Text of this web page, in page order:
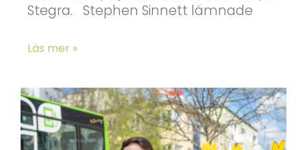
Stegra. Stephen Sinnett lämnade
Läs mer »